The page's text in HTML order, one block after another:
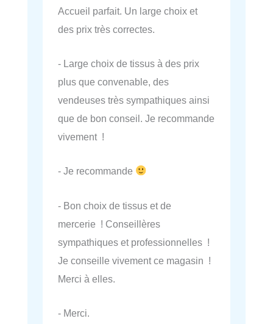
Accueil parfait. Un large choix et
des prix très correctes.
- Large choix de tissus à des prix
plus que convenable, des
vendeuses très sympathiques ainsi
que de bon conseil. Je recommande
vivement !
- Je recommande
- Bon choix de tissus et de
mercerie ! Conseillères
sympathiques et professionnelles !
Je conseille vivement ce magasin !
Merci à elles.
- Merci.